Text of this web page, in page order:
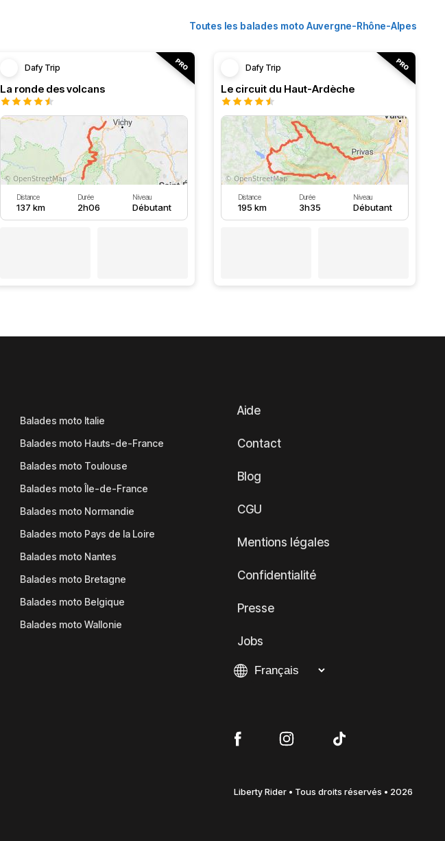
Toutes les balades moto Auvergne-Rhône-Alpes
Dafy Trip
La ronde des volcans
Distance
137 km
Durée
2h06
Niveau
Débutant
Dafy Trip
Le circuit du Haut-Ardèche
Distance
195 km
Durée
3h35
Niveau
Débutant
Balades moto Italie
Balades moto Hauts-de-France
Balades moto Toulouse
Balades moto Île-de-France
Balades moto Normandie
Balades moto Pays de la Loire
Balades moto Nantes
Balades moto Bretagne
Balades moto Belgique
Balades moto Wallonie
Aide
Contact
Blog
CGU
Mentions légales
Confidentialité
Presse
Jobs
Liberty Rider • Tous droits réservés • 2026